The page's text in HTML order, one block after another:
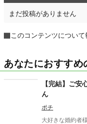
まだ投稿がありません
このコンテンツについて
あなたにおすすめ
【完結】ご
ん
ポチ
大好きな婚約者様。 ‘’愛してる